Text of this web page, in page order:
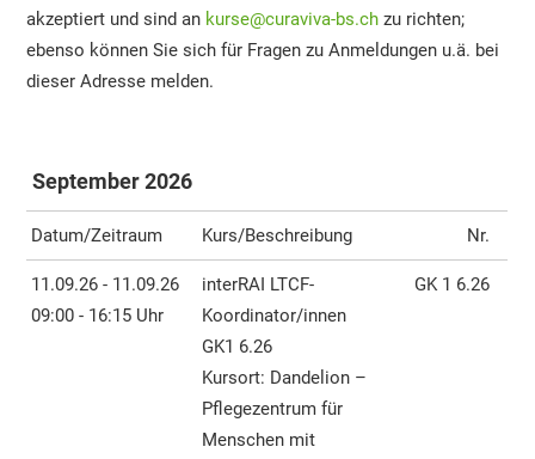
akzeptiert und sind an kurse@curaviva-bs.ch zu richten;
ebenso können Sie sich für Fragen zu Anmeldungen u.ä. bei
dieser Adresse melden.
September 2026
Datum/Zeitraum Kurs/Beschreibung Nr.
11.09.26 - 11.09.26
09:00 - 16:15 Uhr
interRAI LTCF-
Koordinator/innen
GK1 6.26
Kursort: Dandelion –
Pflegezentrum für
Menschen mit
GK 1 6.26